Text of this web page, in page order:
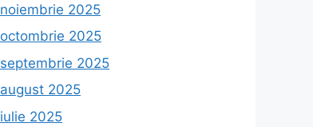
noiembrie 2025
octombrie 2025
septembrie 2025
august 2025
iulie 2025